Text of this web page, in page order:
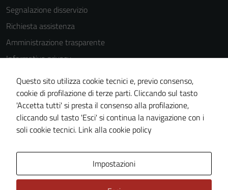
Segnalazione disservizio
Richiesta assistenza
Amministrazione trasparente
Informativa privacy
Cookie Policy
Note legali
Dichiarazione di accessibilità
Piano di miglioramento del sito
Questo sito utilizza cookie tecnici e, previo consenso,
cookie di profilazione di terze parti. Cliccando sul tasto
'Accetta tutti' si presta il consenso alla profilazione,
cliccando sul tasto 'Esci' si continua la navigazione con i
soli cookie tecnici. Link alla cookie policy
Impostazioni